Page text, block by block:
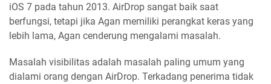
iOS 7 pada tahun 2013. AirDrop sangat baik saat
berfungsi, tetapi jika Agan memiliki perangkat keras yang
lebih lama, Agan cenderung mengalami masalah.
Masalah visibilitas adalah masalah paling umum yang
dialami orang dengan AirDrop. Terkadang penerima tidak